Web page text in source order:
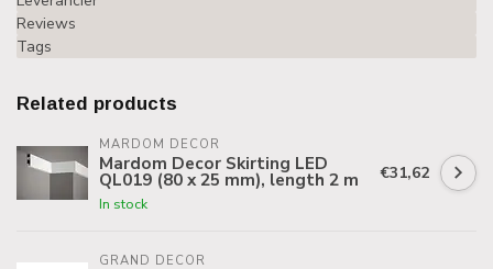
Reviews
Tags
Related products
MARDOM DECOR
Mardom Decor Skirting LED
QL019 (80 x 25 mm), length 2 m
In stock
€31,62
GRAND DECOR